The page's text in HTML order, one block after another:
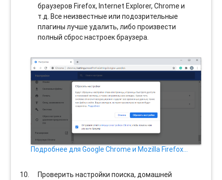
браузеров Firefox, Internet Explorer, Chrome и
т.д. Все неизвестные или подозрительные
плагины лучше удалить, либо произвести
полный сброс настроек браузера.
Подробнее для Google Chrome и Mozilla Firefox…
Проверить настройки поиска, домашней